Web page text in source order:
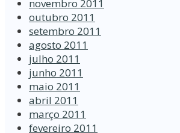
novembro 2011
outubro 2011
setembro 2011
agosto 2011
julho 2011
junho 2011
maio 2011
abril 2011
março 2011
fevereiro 2011